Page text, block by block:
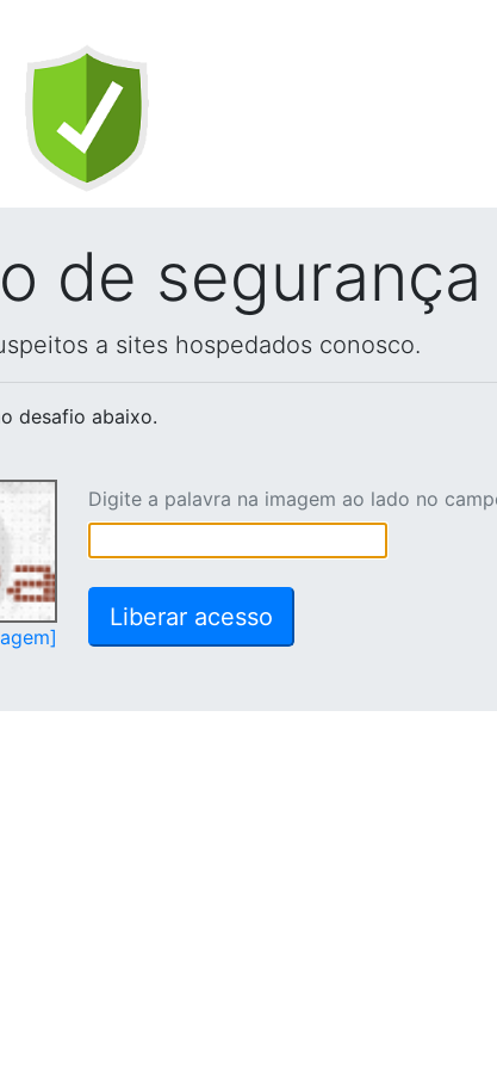
de segurança
a sites hospedados conosco.
desafio abaixo.
Digite a palavra na imagem ao lado no